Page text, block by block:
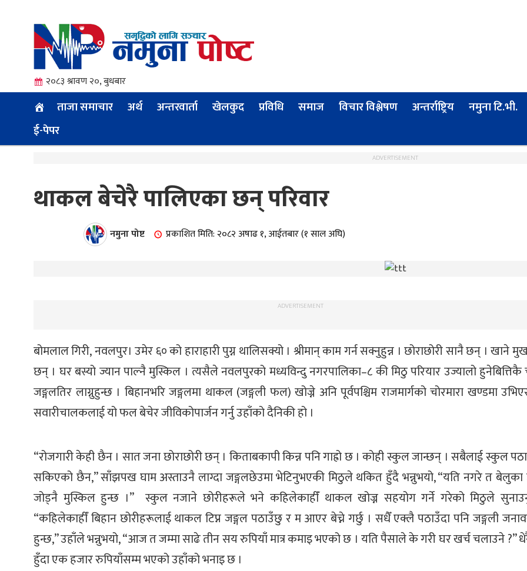
२०८३ श्रावण २०, बुधबार
ताजा समाचार अर्थ अन्तरवार्ता खेलकुद प्रविधि समाज विचार विश्लेषण अन्तर्राष्ट्रिय
नमुना टि.भी.
ई-पेपर
ADVERTISEMENT
थाकल बेचेरै पालिएका छन् परिवार
नमुना पोष्ट प्रकाशित मिति: २०८२ अषाढ १, आईतबार (१ साल अघि)
ADVERTISEMENT
बोमलाल गिरी, नवलपुर। उमेर ६० को हाराहारी पुग्न थालिसक्यो । श्रीमान् काम गर्न सक्नुहुन्न । छोराछोरी सानै छन् । खाने
छन् । घर बस्यो ज्यान पाल्नै मुस्किल । त्यसैले नवलपुरको मध्यविन्दु नगरपालिका–८ की मिठु परियार उज्यालो हुनेबित्तिकै
जङ्गलतिर लाग्नुहुन्छ । बिहानभरि जङ्गलमा थाकल (जङ्गली फल) खोज्ने अनि पूर्वपश्चिम राजमार्गको चोरमारा खण्डमा
सवारीचालकलाई यो फल बेचेर जीविकोपार्जन गर्नु उहाँको दैनिकी हो ।
“रोजगारी केही छैन । सात जना छोराछोरी छन् । किताबकापी किन्न पनि गाह्रो छ । कोही स्कुल जान्छन् । सबैलाई स्कुल
सकिएको छैन,” साँझपख घाम अस्ताउनै लाग्दा जङ्गलछेउमा भेटिनुभएकी मिठुले थकित हुँदै भन्नुभयो, “यति नगरे त
जोड्नै मुस्किल हुन्छ ।” स्कुल नजाने छोरीहरूले भने कहिलेकाहीँ थाकल खोज्न सहयोग गर्ने गरेको मिठुले
“कहिलेकाहीँ बिहान छोरीहरूलाई थाकल टिप्न जङ्गल पठाउँछु र म आएर बेच्ने गर्छु । सधैँ एक्लै पठाउँदा पनि जङ्गली
हुन्छ,” उहाँले भन्नुभयो, “आज त जम्मा साढे तीन सय रुपियाँ मात्र कमाइ भएको छ । यति पैसाले के गरी घर खर्च चलाउने ?”
हुँदा एक हजार रुपियाँसम्म भएको उहाँको भनाइ छ ।